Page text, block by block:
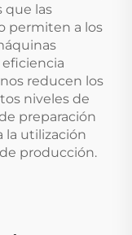
que las
permiten a los
reducen los
niveles de
preparación
la utilización
producción.